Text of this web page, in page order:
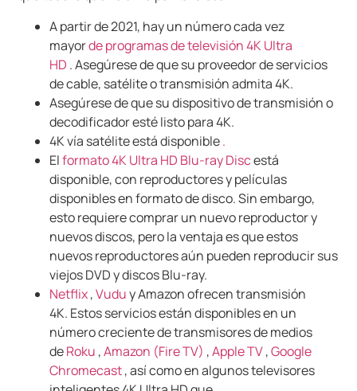
A partir de 2021, hay un número cada vez
mayorde programas de televisión 4K Ultra
HD . Asegúrese de que su proveedor de servicios
de cable, satélite o transmisión admita 4K.
Asegúrese de que su dispositivo de transmisión o
decodificador esté listo para 4K.
4K vía satélite está disponible.
El formato 4K Ultra HD Blu-ray Discestá
disponible, con reproductores y películas
disponibles en formato de disco. Sin embargo,
esto requiere comprar un nuevo reproductor y
nuevos discos, pero la ventaja es que estos
nuevos reproductores aún pueden reproducir sus
viejos DVD y discos Blu-ray.
Netflix, Vudu y Amazon ofrecen transmisión
4K. Estos servicios están disponibles en un
número creciente de transmisores de medios
deRoku , Amazon (Fire TV) , Apple TV, Google
Chromecast, así como en algunos televisores